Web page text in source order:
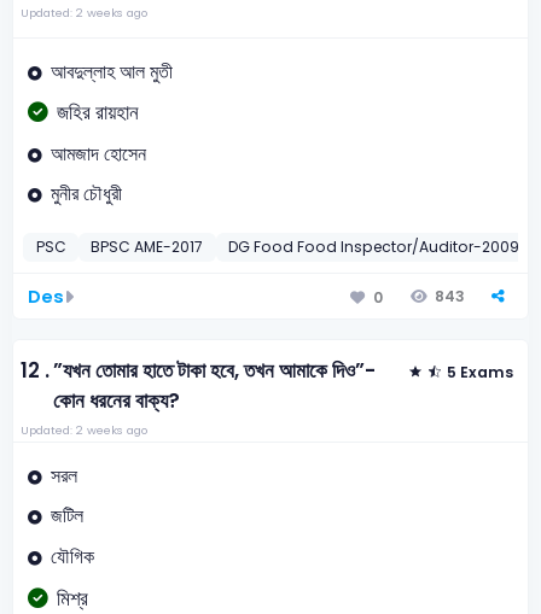
Updated: 2 weeks ago
আবদুল্লাহ আল মুতী
জহির রায়হান
আমজাদ হোসেন
মুনীর চৌধুরী
PSC BPSC AME-2017 DG Food Food Inspector/Auditor-2009
Des 0 843
12 .”যখন তোমার হাতে টাকা হবে, তখন আমাকে দিও”-
কোন ধরনের বাক্য?
5 Exams
Updated: 2 weeks ago
সরল
জটিল
যৌগিক
মিশ্র